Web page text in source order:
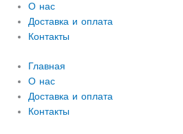
О нас
Доставка и оплата
Контакты
Главная
О нас
Доставка и оплата
Контакты